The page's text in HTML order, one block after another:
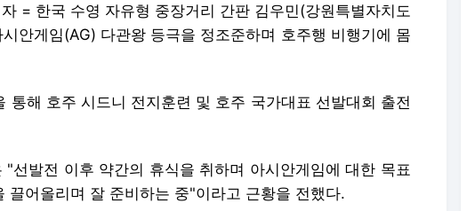
= 한국 수영 자유형 중장거리 간판 김우민(강원특별자치도
안게임(AG) 다관왕 등극을 정조준하며 호주행 비행기에 몸
통해 호주 시드니 전지훈련 및 호주 국가대표 선발대회 출전
선발전 이후 약간의 휴식을 취하며 아시안게임에 대한 목표
끌어올리며 잘 준비하는 중"이라고 근황을 전했다.